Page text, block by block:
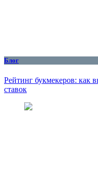
Блог
Рейтинг букмекеров: как
ставок